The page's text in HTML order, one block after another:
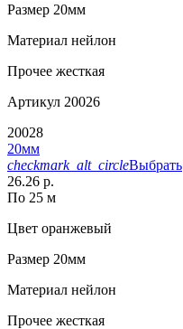
Размер 20мм
Материал нейлон
Прочее жесткая
Артикул 20026
20028
20мм
checkmark_alt_circleВыбрать
26.26 р.
По 25 м
Цвет оранжевый
Размер 20мм
Материал нейлон
Прочее жесткая